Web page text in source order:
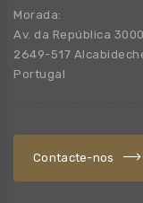
Morada:
Av. da República
2649-517
Portugal
Contacte-nos